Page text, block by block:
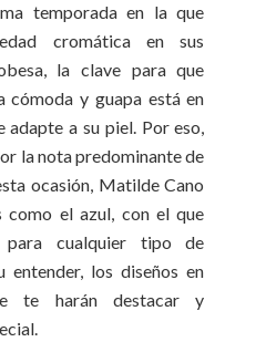
temporada en la que
cromática en sus
la clave para que
cómoda y guapa está en
adapte a su piel. Por eso,
la nota predominante de
ocasión, Matilde Cano
como el azul, con el que
para cualquier tipo de
entender, los diseños en
te harán destacar y